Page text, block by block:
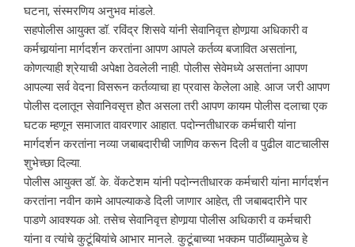
घटना, संस्मरणिय अनुभव मांडले.
सहपोलीस आयुक्त डॉ. रविंद्र शिसवे यांनी सेवानिवृत्त होणार्‍या अधिकारी व
कर्मचार्‍यांना मार्गदर्शन करतांना आपण आपले कर्तव्य बजावित असतांना,
कोणत्याही श्रेयाची अपेक्षा ठेवलेली नाही. पोलीस सेवेमध्ये असतांना आपण
आपल्या सर्व वेदना विसरून कर्तव्याचा हा प्रवास केलेला आहे. आज जरी आपण
पोलीस दलातून सेवानिवसृत्त होेत असला तरी आपण कायम पोलीस दलाचा एक
घटक म्हणून समाजात वावरणार आहात. पदोन्नतीधारक कर्मचारी यांना
मार्गदर्शन करतांना नव्या जबाबदारीची जाणिव करून दिली व पुढील वाटचालीस
शुभेच्छा दिल्या.
पोलीस आयुक्त डॉ. के. वेंकटेशम यांनी पदोन्नतीधारक कर्मचारी यांना मार्गदर्शन
करतांना नवीन कामे आपल्याकडे दिली जाणार आहेत, ती जबाबदारीने पार
पाडणे आवश्यक ओ. तसेच सेवानिवृत्त होणार्‍या पोलीस अधिकारी व कर्मचारी
यांना व त्यांचे कुटूंबियांचे आभार मानले. कुटूंबाच्या भक्कम पाठींब्यामुळेच हे